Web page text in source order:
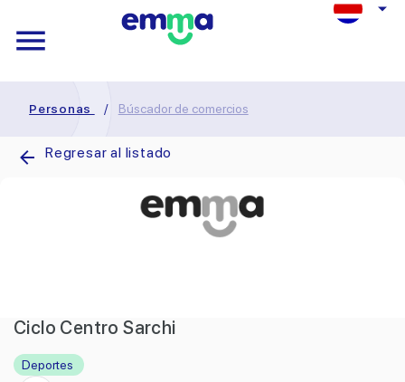
Personas / Búscador de comercios
Regresar al listado
Ciclo Centro Sarchi
Deportes